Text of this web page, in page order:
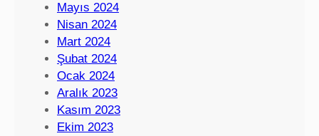
Mayıs 2024
Nisan 2024
Mart 2024
Şubat 2024
Ocak 2024
Aralık 2023
Kasım 2023
Ekim 2023